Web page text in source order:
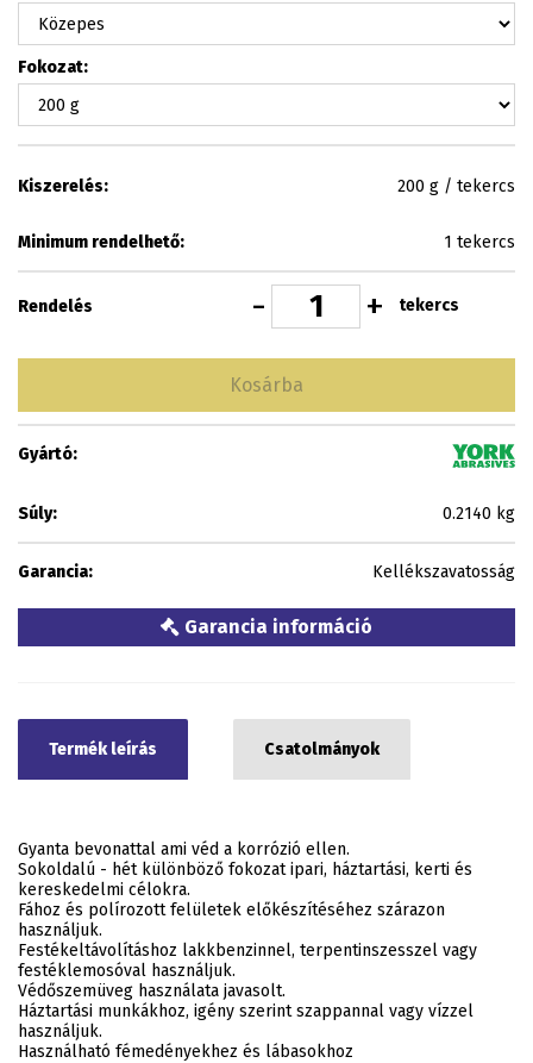
Fokozat:
Kiszerelés: 200 g / tekercs
Minimum rendelhető: 1 tekercs
Rendelés - + tekercs
Kosárba
Gyártó:
Súly: 0.2140 kg
Garancia: Kellékszavatosság
Garancia információ
Termék leírás Csatolmányok
Gyanta bevonattal ami véd a korrózió ellen.
Sokoldalú - hét különböző fokozat ipari, háztartási, kerti és
kereskedelmi célokra.
Fához és polírozott felületek előkészítéséhez szárazon
használjuk.
Festékeltávolításhoz lakkbenzinnel, terpentinszesszel vagy
festéklemosóval használjuk.
Védőszemüveg használata javasolt.
Háztartási munkákhoz, igény szerint szappannal vagy vízzel
használjuk.
Használható fémedényekhez és lábasokhoz